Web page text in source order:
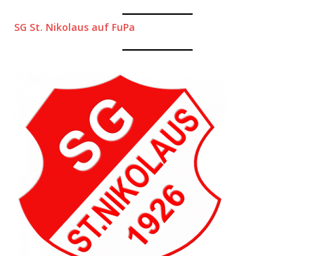
SG St. Nikolaus auf FuPa